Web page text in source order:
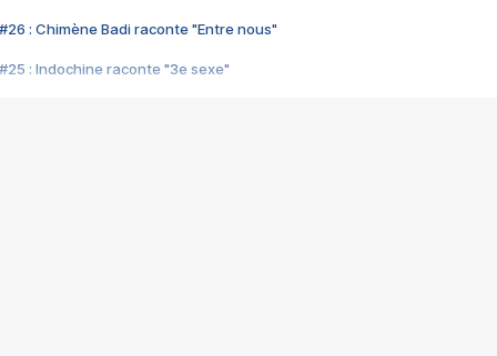
#26 : Chimène Badi raconte "Entre nous"
#25 : Indochine raconte "3e sexe"